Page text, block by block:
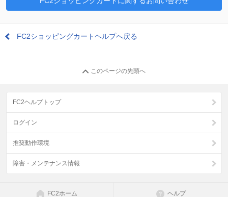
FC2ショッピングカートヘルプへ戻る
このページの先頭へ
FC2ヘルプトップ
ログイン
推奨動作環境
障害・メンテナンス情報
FC2ホーム ヘルプ